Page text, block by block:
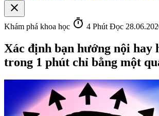
close
Khám phá khoa học timer 4 Phút Đọc
Xác định bạn hướng nội hay
trong 1 phút chỉ bằng một